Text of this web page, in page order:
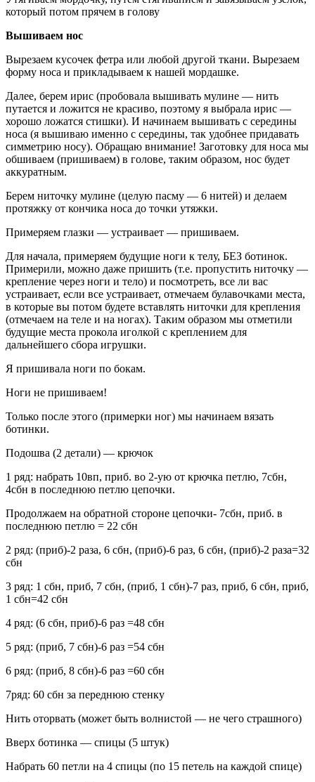
который потом прячем в голову
Вышиваем нос
Вырезаем кусочек фетра или любой другой ткани. Вырезаем
форму носа и прикладываем к нашей мордашке.
Далее, берем ирис (пробовала вышивать мулине — нить
путается и ложится не красиво, поэтому я выбрала ирис —
хорошо ложатся стишки). И начинаем вышивать с середины
носа (я вышиваю именно с середины, так удобнее придавать
симметрию носу). Обращаю внимание! Заготовку для носа мы
обшиваем (пришиваем) в голове, таким образом, нос будет
аккуратным.
Берем ниточку мулине (целую пасму — 6 нитей) и делаем
протяжку от кончика носа до точки утяжки.
Примеряем глазки — устраивает — пришиваем.
Для начала, примеряем будущие ноги к телу, БЕЗ ботинок.
Примерили, можно даже пришить (т.е. пропустить ниточку —
крепление через ноги и тело) и посмотреть, все ли вас
устраивает, если все устраивает, отмечаем булавочками места,
в которые вы потом будете вставлять ниточки для крепления
(отмечаем на теле и на ногах). Таким образом мы отметили
будущие места прокола иголкой с креплением для
дальнейшего сбора игрушки.
Я пришивала ноги по бокам.
Ноги не пришиваем!
Только после этого (примерки ног) мы начинаем вязать
ботинки.
Подошва (2 детали) — крючок
1 ряд: набрать 10вп, приб. во 2-ую от крючка петлю, 7сбн,
4сбн в последнюю петлю цепочки.
Продолжаем на обратной стороне цепочки- 7сбн, приб. в
последнюю петлю = 22 сбн
2 ряд: (приб)-2 раза, 6 сбн, (приб)-6 раз, 6 сбн, (приб)-2 раза=32
сбн
3 ряд: 1 сбн, приб, 7 сбн, (приб, 1 сбн)-7 раз, приб, 6 сбн, приб,
1 сбн=42 сбн
4 ряд: (6 сбн, приб)-6 раз =48 сбн
5 ряд: (приб, 7 сбн)-6 раз =54 сбн
6 ряд: (приб, 8 сбн)-6 раз =60 сбн
7ряд: 60 сбн за переднюю стенку
Нить оторвать (может быть волнистой — не чего страшного)
Вверх ботинка — спицы (5 штук)
Набрать 60 петли на 4 спицы (по 15 петель на каждой спице)